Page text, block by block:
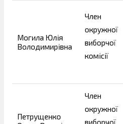
Могила Юлія
Володимирівна
Член
окружної
виборчої
комісії
Петрущенко
Член
окружної
виборчої